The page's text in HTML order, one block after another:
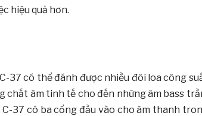
hiệu quả hơn.
37 có thể đánh được nhiều đôi loa công
chất âm tinh tế cho đến những âm bass
37 có ba cổng đầu vào cho âm thanh